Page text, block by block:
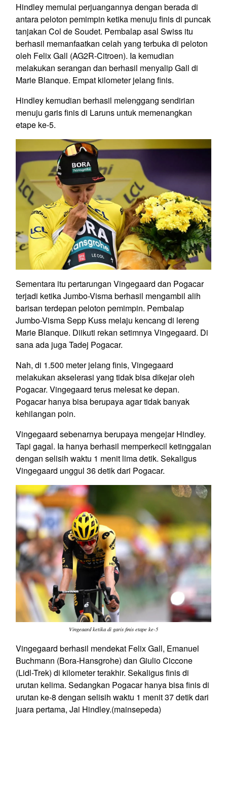
Hindley memulai perjuangannya dengan berada di
antara peloton pemimpin ketika menuju finis di puncak
tanjakan Col de Soudet. Pembalap asal Swiss itu
berhasil memanfaatkan celah yang terbuka di peloton
oleh Felix Gall (AG2R-Citroen). Ia kemudian
melakukan serangan dan berhasil menyalip Gall di
Marie Blanque. Empat kilometer jelang finis.
Hindley kemudian berhasil melenggang sendirian
menuju garis finis di Laruns untuk memenangkan
etape ke-5.
Sementara itu pertarungan Vingegaard dan Pogacar
terjadi ketika Jumbo-Visma berhasil mengambil alih
barisan terdepan peloton pemimpin. Pembalap
Jumbo-Visma Sepp Kuss melaju kencang di lereng
Marie Blanque. Diikuti rekan setimnya Vingegaard. Di
sana ada juga Tadej Pogacar.
Nah, di 1.500 meter jelang finis, Vingegaard
melakukan akselerasi yang tidak bisa dikejar oleh
Pogacar. Vingegaard terus melesat ke depan.
Pogacar hanya bisa berupaya agar tidak banyak
kehilangan poin.
Vingegaard sebenarnya berupaya mengejar Hindley.
Tapi gagal. Ia hanya berhasil memperkecil ketinggalan
dengan selisih waktu 1 menit lima detik. Sekaligus
Vingegaard unggul 36 detik dari Pogacar.
Vingeaard ketika di garis finis etape ke-5
Vingegaard berhasil mendekat Felix Gall, Emanuel
Buchmann (Bora-Hansgrohe) dan Giulio Ciccone
(Lidl-Trek) di kilometer terakhir. Sekaligus finis di
urutan kelima. Sedangkan Pogacar hanya bisa finis di
urutan ke-8 dengan selisih waktu 1 menit 37 detik dari
juara pertama, Jai Hindley.(mainsepeda)